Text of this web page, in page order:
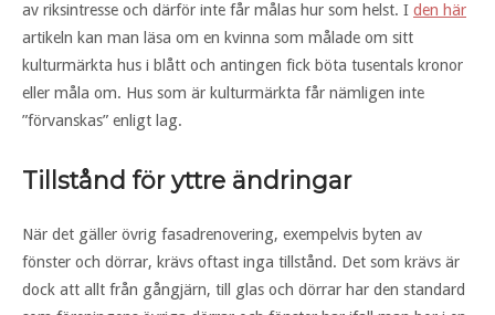
av riksintresse och därför inte får målas hur som helst. I den här
artikeln kan man läsa om en kvinna som målade om sitt
kulturmärkta hus i blått och antingen fick böta tusentals kronor
eller måla om. Hus som är kulturmärkta får nämligen inte
”förvanskas” enligt lag.
Tillstånd för yttre ändringar
När det gäller övrig fasadrenovering, exempelvis byten av
fönster och dörrar, krävs oftast inga tillstånd. Det som krävs är
dock att allt från gångjärn, till glas och dörrar har den standard